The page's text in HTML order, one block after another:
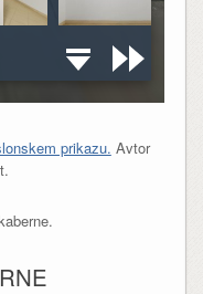
prikazu. Avtor